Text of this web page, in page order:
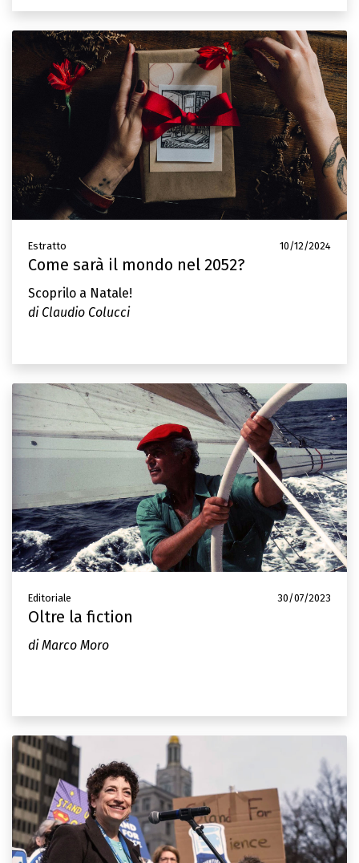
Estratto 10/12/2024
Come sarà il mondo nel 2052?
Scoprilo a Natale!
di Claudio Colucci
Editoriale 30/07/2023
Oltre la fiction
di Marco Moro